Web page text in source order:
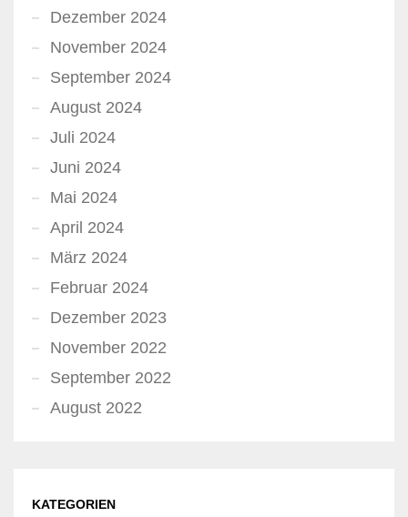
Dezember 2024
November 2024
September 2024
August 2024
Juli 2024
Juni 2024
Mai 2024
April 2024
März 2024
Februar 2024
Dezember 2023
November 2022
September 2022
August 2022
KATEGORIEN